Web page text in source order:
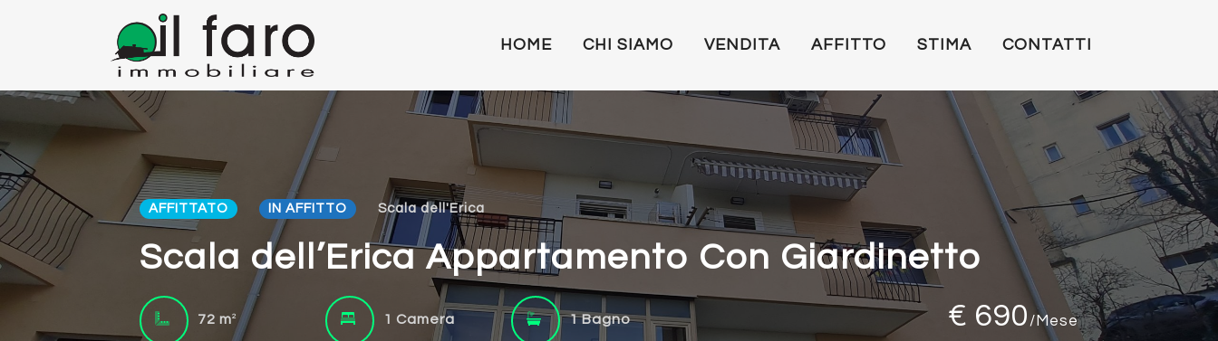
HOME CHI SIAMO VENDITA AFFITTO STIMA CONTATTI
AFFITTATO IN AFFITTO Scala dell'Erica
Scala dell’Erica Appartamento Con Giardinetto
72 m2 1 Camera 1 Bagno € 690 /Mese